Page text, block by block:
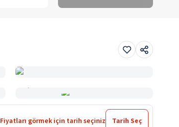
Fiyatları görmek için tarih seçiniz Tarih Seç